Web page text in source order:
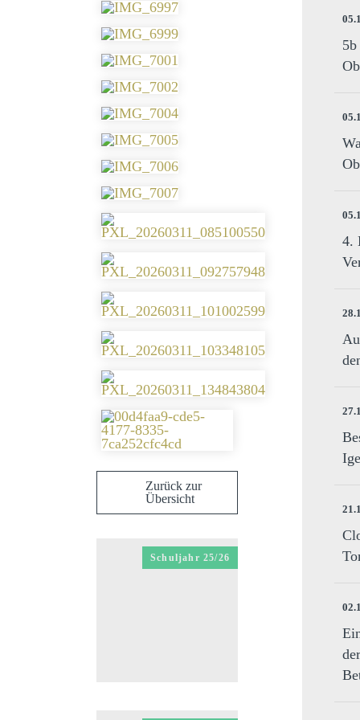
Zurück zur
Übersicht
Schuljahr 25/26
4.